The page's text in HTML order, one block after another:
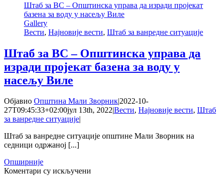
ВС
–
за
воде
за
пиће
Штаб за ВС – Општинска управа да изради пројекат
базена за воду у насељу Виле
Gallery
Вести, Најновије вести, Штаб за ванредне ситуације
Штаб за ВС – Општинска управа да
изради пројекат базена за воду у
насељу Виле
Објавио Општина Мали Зворник|2022-10-
27T09:45:33+02:00јул 13th, 2022|Вести, Најновије вести, Штаб
за ванредне ситуације|
Штаб за ванредне ситуације општине Мали Зворник на
седници одржаној [...]
Опширније
Коментари су искључени